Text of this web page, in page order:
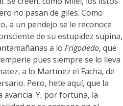
no pasan de giles. Como
a un pendejo se le reconoce
de su estupidez supina,
a lo Frigodedo, que
pues siempre se lo lleva
a lo Martínez el Facha, de
Pero, hete aquí, que la
avaricia. Y, por fortuna, la